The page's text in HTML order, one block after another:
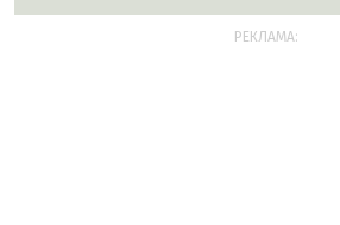
РЕКЛАМА: